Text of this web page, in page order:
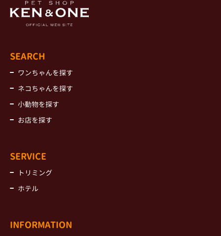
SEARCH
ワンちゃんを探す
ネコちゃんを探す
小動物を探す
お店を探す
SERVICE
トリミング
ホテル
INFORMATION